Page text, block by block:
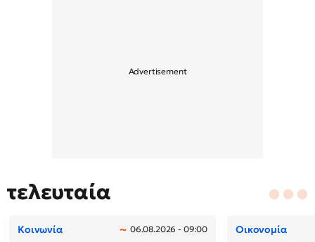
τελευταία
Κοινωνία 06.08.2026 - 09:00 Οικονομία